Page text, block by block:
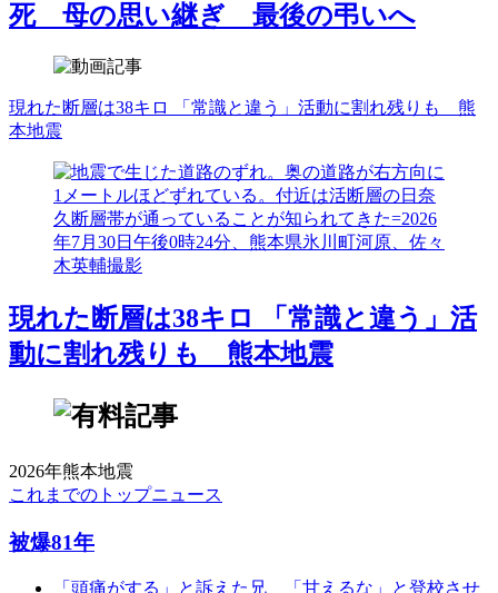
死 母の思い継ぎ 最後の弔いへ
現れた断層は38キロ 「常識と違う」活動に割れ残りも 熊
本地震
現れた断層は38キロ 「常識と違う」活
動に割れ残りも 熊本地震
2026年熊本地震
これまでのトップニュース
被爆81年
「頭痛がする」と訴えた兄 「甘えるな」と登校させ